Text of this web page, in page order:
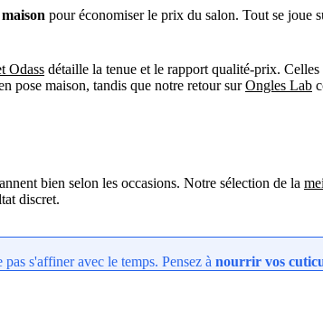
pour économiser le prix du salon. Tout se joue
Odass détaille la tenue et le rapport qualité-prix. Celles
pose maison, tandis que notre retour surOngles Lab
bien selon les occasions. Notre sélection de la
discret.
s'affiner avec le temps. Pensez à nourrir vos